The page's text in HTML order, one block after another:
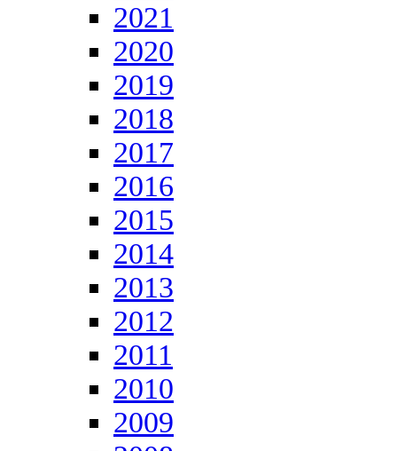
2021
2020
2019
2018
2017
2016
2015
2014
2013
2012
2011
2010
2009